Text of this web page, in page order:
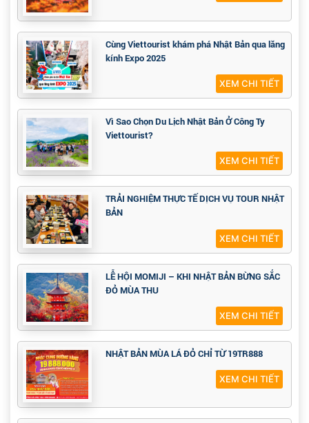
Cùng Viettourist khám phá Nhật Bản qua lăng
kính Expo 2025
XEM CHI TIẾT
Vì Sao Chọn Du Lịch Nhật Bản Ở Công Ty
Viettourist?
XEM CHI TIẾT
TRẢI NGHIỆM THỰC TẾ DỊCH VỤ TOUR NHẬT
BẢN
XEM CHI TIẾT
LỄ HỘI MOMIJI – KHI NHẬT BẢN BỪNG SẮC
ĐỎ MÙA THU
XEM CHI TIẾT
NHẬT BẢN MÙA LÁ ĐỎ CHỈ TỪ 19TR888
XEM CHI TIẾT